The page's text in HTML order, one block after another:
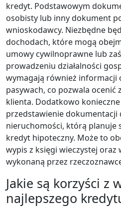
kredyt. Podstawowym
osobisty lub inny dokument
wnioskodawcy. Niezbędne
dochodach, które mogą
umowy cywilnoprawne lub
prowadzeniu działalności
wymagają również informacji
pasywach, co pozwala
klienta. Dodatkowo
przedstawienie dokumentacji
nieruchomości, którą planuje
kredyt hipoteczny. Może to
wypis z księgi wieczystej oraz
wykonaną przez
Jakie są korzyści z
najlepszego